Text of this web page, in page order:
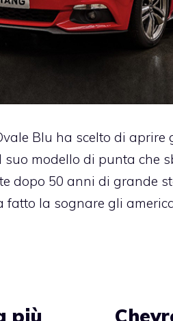
Blu ha scelto di
suo modello di punta che
dopo 50 anni di grande
fatto la sognare gli
più